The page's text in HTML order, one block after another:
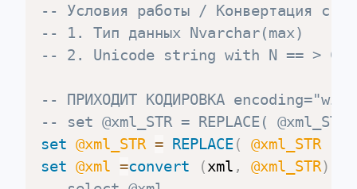
-- Условия работы / Конвертация
-- 1. Тип данных Nvarchar(max)
-- 2. Unicode string with N == >
-- ПРИХОДИТ КОДИРОВКА
-- set @xml_STR = REPLACE(
set @xml_STR = REPLACE( @xml_STR
set @xml =convert (xml , @xml_STR)